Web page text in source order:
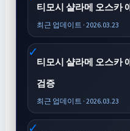
티모시 샬라메 오스카
최근 업데이트 · 2026.03.23
티모시 샬라메 오스카
검증
최근 업데이트 · 2026.03.23